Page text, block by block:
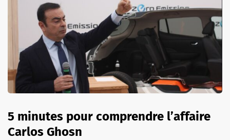
5 minutes pour comprendre l’affaire
Carlos Ghosn